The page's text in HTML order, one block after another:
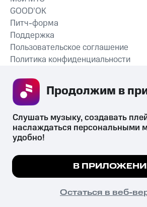
СКАЧАТЬ
GOOD’OK
Питч-форма
Поддержка
Пользовательское соглашение
Политика конфиденциальности
психотропных веществ, их аналогов
их незаконный оборот запрещён и влечёт
законодательством ответственность.
© 2026 ООО «КИОН».
Все права защищены
Мы используем куки, чтобы на
Подробнее
ПОНЯТНО
Слушать музыку, создавать
наслаждаться персональными
удобно!
В
Остаться в веб-